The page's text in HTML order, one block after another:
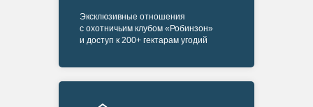
Эксклюзивные отношения
с охотничьим клубом «Робинзон»
и доступ к 200+ гектарам угодий